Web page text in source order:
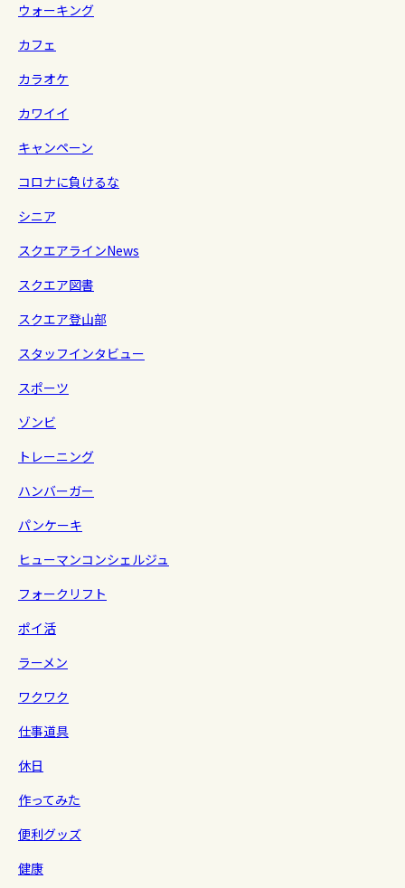
ウォーキング
カフェ
カラオケ
カワイイ
キャンペーン
コロナに負けるな
シニア
スクエアラインNews
スクエア図書
スクエア登山部
スタッフインタビュー
スポーツ
ゾンビ
トレーニング
ハンバーガー
パンケーキ
ヒューマンコンシェルジュ
フォークリフト
ポイ活
ラーメン
ワクワク
仕事道具
休日
作ってみた
便利グッズ
健康